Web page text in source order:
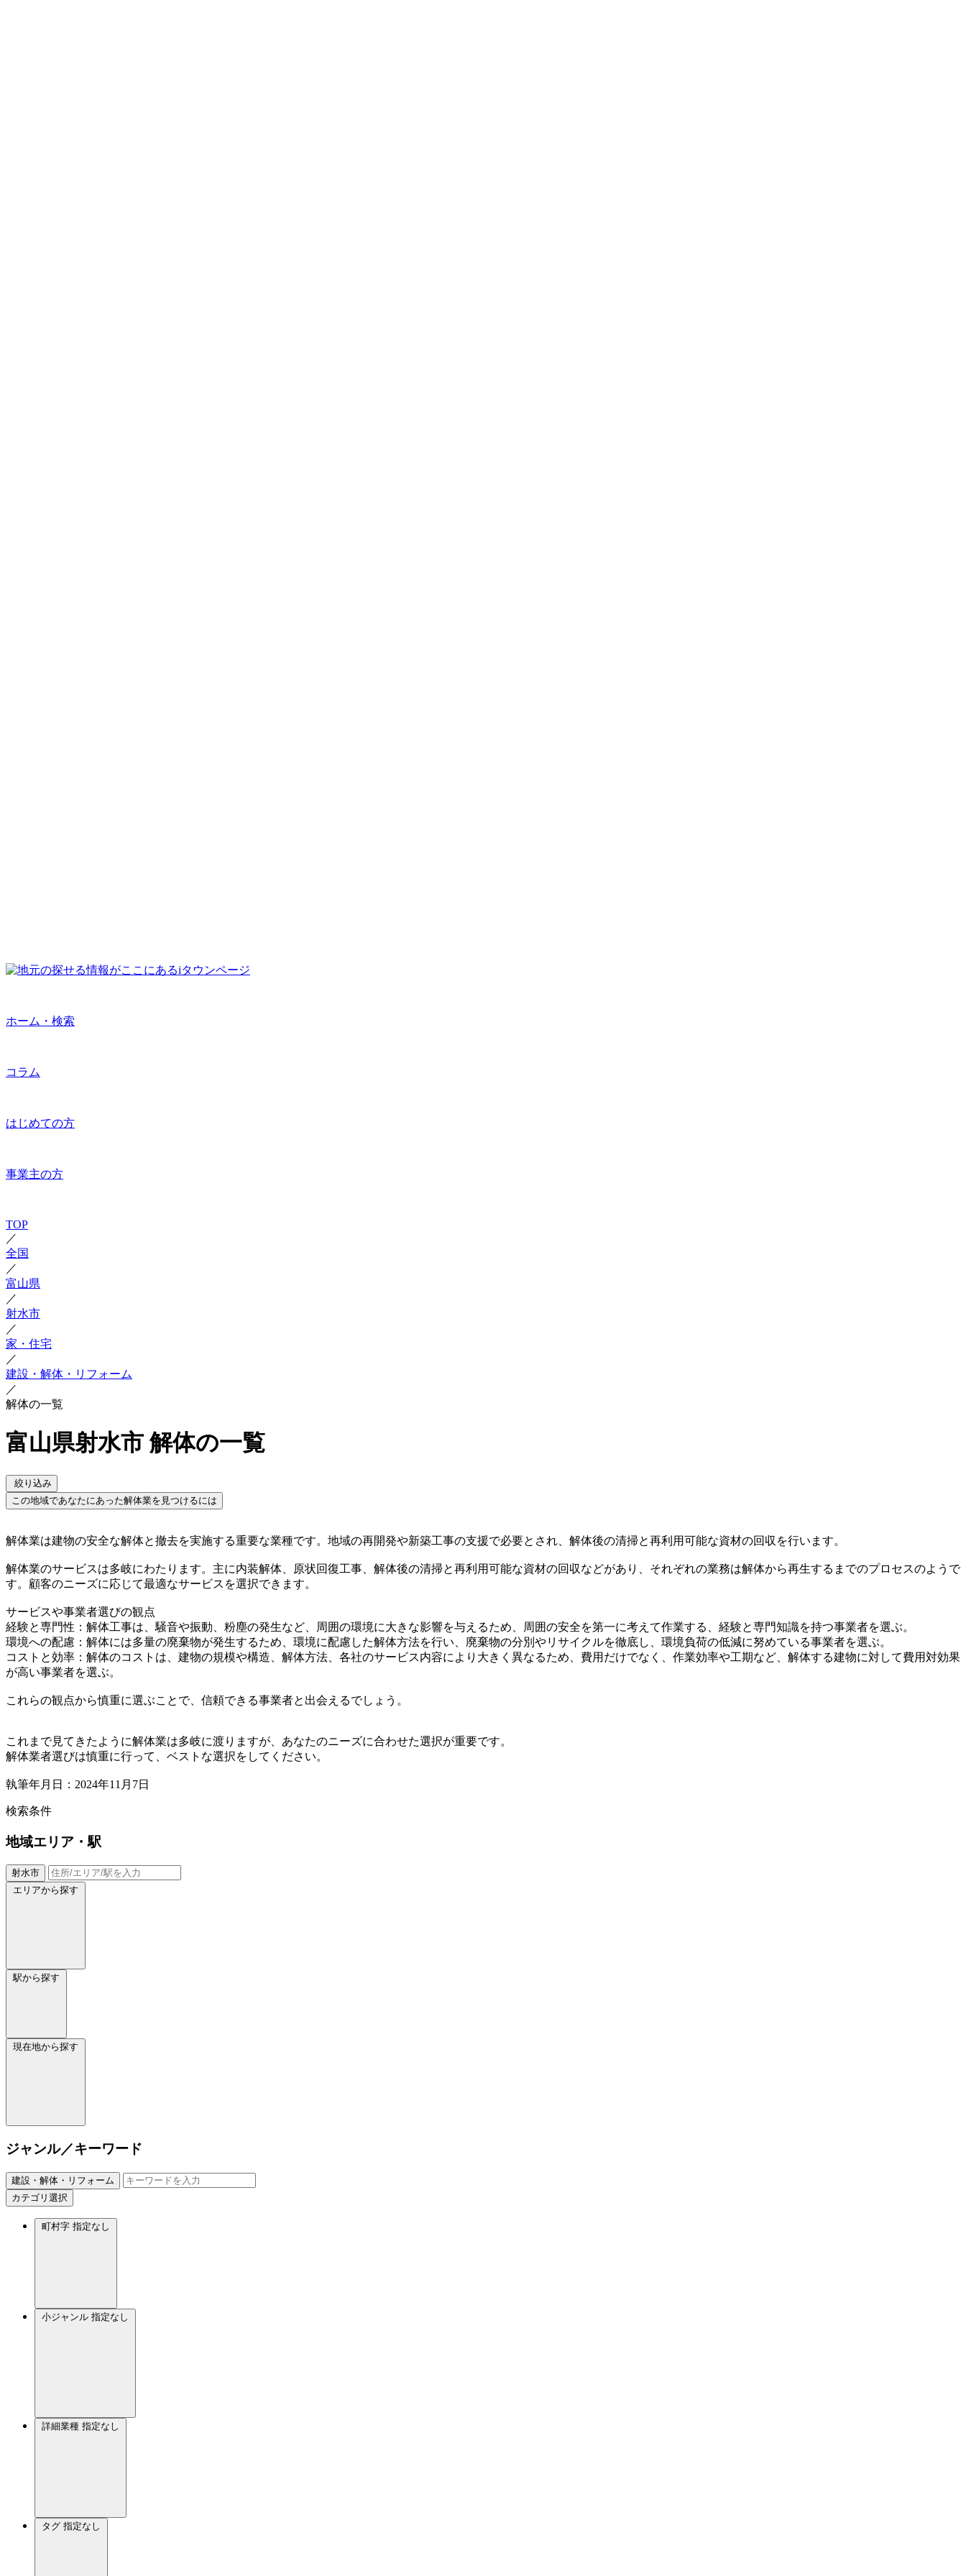
ホーム・検索
コラム
はじめての方
事業主の方
TOP
／
全国
／
富山県
／
射水市
／
家・住宅
／
建設・解体・リフォーム
／
解体の一覧
富山県射水市 解体の一覧
絞り込み
この地域であなたにあった解体業を見つけるには
解体業は建物の安全な解体と撤去を実施する重要な業種です。地域の再開発や新築工事の支援で必要とされ、解体後の清掃と再利用可能な資材の回収を行います。
解体業のサービスは多岐にわたります。主に内装解体、原状回復工事、解体後の清掃と再利用可能な資材の回収などがあり、それぞれの業務は解体から再生するまでのプロセスのようで
す。顧客のニーズに応じて最適なサービスを選択できます。
サービスや事業者選びの観点
経験と専門性：解体工事は、騒音や振動、粉塵の発生など、周囲の環境に大きな影響を与えるため、周囲の安全を第一に考えて作業する、経験と専門知識を持つ事業者を選ぶ。
環境への配慮：解体には多量の廃棄物が発生するため、環境に配慮した解体方法を行い、廃棄物の分別やリサイクルを徹底し、環境負荷の低減に努めている事業者を選ぶ。
コストと効率：解体のコストは、建物の規模や構造、解体方法、各社のサービス内容により大きく異なるため、費用だけでなく、作業効率や工期など、解体する建物に対して費用対効果
が高い事業者を選ぶ。
これらの観点から慎重に選ぶことで、信頼できる事業者と出会えるでしょう。
これまで見てきたように解体業は多岐に渡りますが、あなたのニーズに合わせた選択が重要です。
解体業者選びは慎重に行って、ベストな選択をしてください。
執筆年月日：2024年11月7日
検索条件
地域エリア・駅
射水市
エリアから探す
駅から探す
現在地から探す
ジャンル／キーワード
建設・解体・リフォーム
カテゴリ選択
町村字 指定なし
小ジャンル 指定なし
詳細業種 指定なし
タグ 指定なし